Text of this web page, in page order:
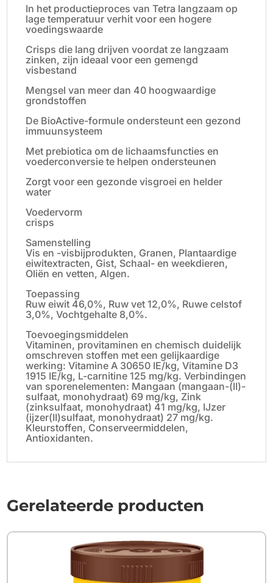
In het productieproces van Tetra langzaam op
lage temperatuur verhit voor een hogere
voedingswaarde
Crisps die lang drijven voordat ze langzaam
zinken, zijn ideaal voor een gemengd
visbestand
Mengsel van meer dan 40 hoogwaardige
grondstoffen
De BioActive-formule ondersteunt een gezond
immuunsysteem
Met prebiotica om de lichaamsfuncties en
voederconversie te helpen ondersteunen
Zorgt voor een gezonde visgroei en helder
water
Voedervorm
crisps
Samenstelling
Vis en -visbijprodukten, Granen, Plantaardige
eiwitextracten, Gist, Schaal- en weekdieren,
Oliën en vetten, Algen.
Toepassing
Ruw eiwit 46,0%, Ruw vet 12,0%, Ruwe celstof
3,0%, Vochtgehalte 8,0%.
Toevoegingsmiddelen
Vitaminen, provitaminen en chemisch duidelijk
omschreven stoffen met een gelijkaardige
werking: Vitamine A 30650 IE/kg, Vitamine D3
1915 IE/kg, L-carnitine 125 mg/kg. Verbindingen
van sporenelementen: Mangaan (mangaan-(II)-
sulfaat, monohydraat) 69 mg/kg, Zink
(zinksulfaat, monohydraat) 41 mg/kg, IJzer
(ijzer(II)sulfaat, monohydraat) 27 mg/kg.
Kleurstoffen, Conserveermiddelen,
Antioxidanten.
Gerelateerde producten